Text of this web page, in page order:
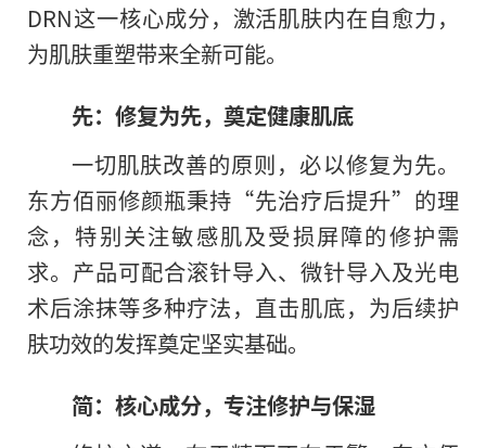
DRN这一核心成分，激活肌肤内在自愈力，
为肌肤重塑带来全新可能。
先：修复为先，奠定健康肌底
一切肌肤改善的原则，必以修复为先。
东方佰丽修颜瓶秉持“先治疗后提升”的理
念，特别关注敏感肌及受损屏障的修护需
求。产品可配合滚针导入、微针导入及光电
术后涂抹等多种疗法，直击肌底，为后续护
肤功效的发挥奠定坚实基础。
简：核心成分，专注修护与保湿